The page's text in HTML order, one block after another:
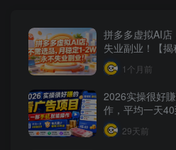
拼多多虚拟AI
失业副业！【揭
1个月前
2026实操很好
作，平均一天
秘】
29天前